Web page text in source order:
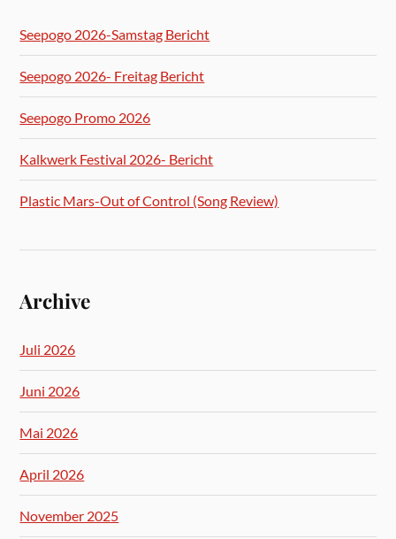
Seepogo 2026-Samstag Bericht
Seepogo 2026- Freitag Bericht
Seepogo Promo 2026
Kalkwerk Festival 2026- Bericht
Plastic Mars-Out of Control (Song Review)
Archive
Juli 2026
Juni 2026
Mai 2026
April 2026
November 2025